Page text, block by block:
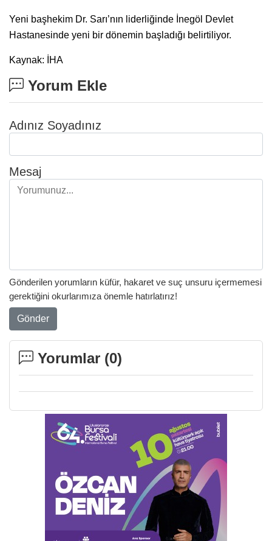
Yeni başhekim Dr. Sarı’nın liderliğinde İnegöl Devlet
Hastanesinde yeni bir dönemin başladığı belirtiliyor.
Kaynak: İHA
Yorum Ekle
Adınız Soyadınız
Mesaj
Gönderilen yorumların küfür, hakaret ve suç unsuru içermemesi
gerektiğini okurlarımıza önemle hatırlatırız!
Gönder
Yorumlar (0)